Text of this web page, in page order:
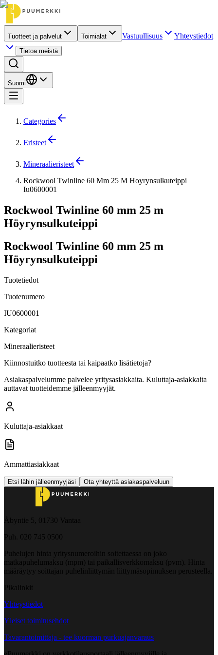
Tuotteet ja palvelut Toimialat Vastuullisuus Yhteystiedot
Tietoa meistä
Suomi
Categories
Eristeet
Mineraalieristeet
Rockwool Twinline 60 Mm 25 M Hoyrynsulkuteippi
Iu0600001
Rockwool Twinline 60 mm 25 m
Höyrynsulkuteippi
Rockwool Twinline 60 mm 25 m
Höyrynsulkuteippi
Tuotetiedot
Tuotenumero
IU0600001
Kategoriat
Mineraalieristeet
Kiinnostuitko tuotteesta tai kaipaatko lisätietoja?
Asiakaspalvelumme palvelee yritysasiakkaita. Kuluttaja-asiakkaita
auttavat tuotteidemme jälleenmyyjät.
Kuluttaja-asiakkaat
Ammattiasiakkaat
Etsi lähin jälleenmyyjäsi Ota yhteyttä asiakaspalveluun
Åbyntie 5, 01730 Vantaa
Puh. 020 745 0500
Puhelujen hinta yritysnumeroihin soitettaessa on joko
matkapuhelumaksu (mpm) tai paikallisverkkomaksu (pvm). Hinta
määräytyy soittajan puhelinliittymän liittymäsopimuksen perusteella.
Pikalinkit
Yhteystiedot
Yleiset toimitusehdot
Tavarantoimittaja - tee kuorman purkuajanvaraus